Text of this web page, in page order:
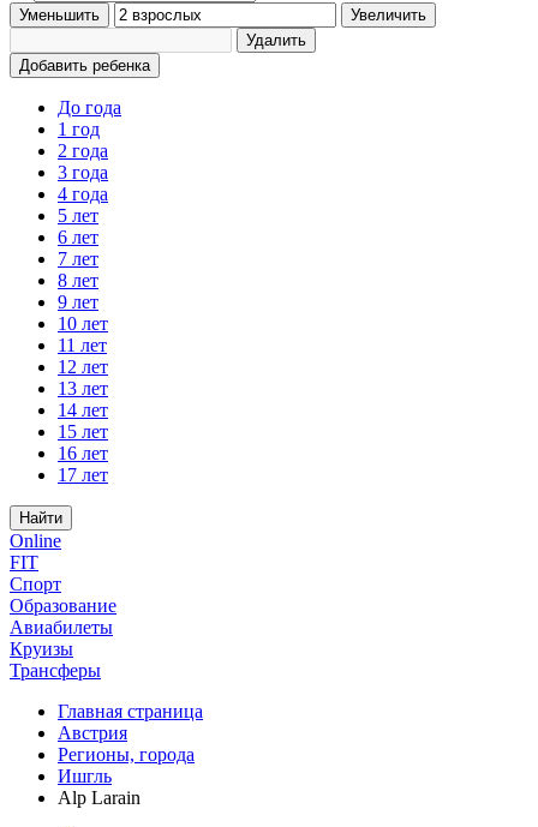
Уменьшить
Увеличить
Удалить
Добавить ребенка
До года
1 год
2 года
3 года
4 года
5 лет
6 лет
7 лет
8 лет
9 лет
10 лет
11 лет
12 лет
13 лет
14 лет
15 лет
16 лет
17 лет
Найти
Online
FIT
Спорт
Образование
Авиабилеты
Круизы
Трансферы
Главная страница
Австрия
Регионы, города
Ишгль
Alp Larain